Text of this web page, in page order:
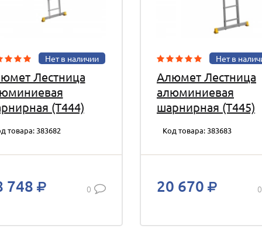
Нет в наличии
Лестница
(T444)
товара: 383682
748 0
Нет в
Алюмет Лестница
алюминиевая
шарнирная (T445)
Код товара: 383683
20 670 0